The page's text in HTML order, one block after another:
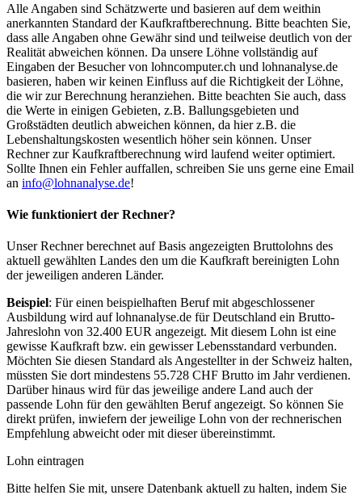
Alle Angaben sind Schätzwerte und basieren auf dem weithin
anerkannten Standard der Kaufkraftberechnung. Bitte beachten Sie,
dass alle Angaben ohne Gewähr sind und teilweise deutlich von der
Realität abweichen können. Da unsere Löhne vollständig auf
Eingaben der Besucher von lohncomputer.ch und lohnanalyse.de
basieren, haben wir keinen Einfluss auf die Richtigkeit der Löhne,
die wir zur Berechnung heranziehen. Bitte beachten Sie auch, dass
die Werte in einigen Gebieten, z.B. Ballungsgebieten und
Großstädten deutlich abweichen können, da hier z.B. die
Lebenshaltungskosten wesentlich höher sein können. Unser
Rechner zur Kaufkraftberechnung wird laufend weiter optimiert.
Sollte Ihnen ein Fehler auffallen, schreiben Sie uns gerne eine Email
an info@lohnanalyse.de!
Wie funktioniert der Rechner?
Unser Rechner berechnet auf Basis angezeigten Bruttolohns des
aktuell gewählten Landes den um die Kaufkraft bereinigten Lohn
der jeweiligen anderen Länder.
Beispiel: Für einen beispielhaften Beruf mit abgeschlossener
Ausbildung wird auf lohnanalyse.de für Deutschland ein Brutto-
Jahreslohn von 32.400 EUR angezeigt. Mit diesem Lohn ist eine
gewisse Kaufkraft bzw. ein gewisser Lebensstandard verbunden.
Möchten Sie diesen Standard als Angestellter in der Schweiz halten,
müssten Sie dort mindestens 55.728 CHF Brutto im Jahr verdienen.
Darüber hinaus wird für das jeweilige andere Land auch der
passende Lohn für den gewählten Beruf angezeigt. So können Sie
direkt prüfen, inwiefern der jeweilige Lohn von der rechnerischen
Empfehlung abweicht oder mit dieser übereinstimmt.
Lohn eintragen
Bitte helfen Sie mit, unsere Datenbank aktuell zu halten, indem Sie